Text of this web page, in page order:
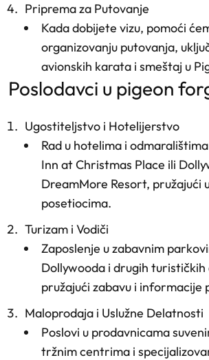
Priprema za Putovanje
Kada dobijete vizu, pomoći
organizovanju putovanja,
avionskih karata i smeštaj u
poslodavci u pigeon
Ugostiteljstvo i Hotelijerstvo
Rad u hotelima i
Inn at Christmas Place ili
DreamMore Resort, pružajući
posetiocima.
Turizam i Vodiči
Zaposlenje u zabavnim
Dollywooda i drugih
pružajući zabavu i informacije
Maloprodaja i Uslužne Delatnosti
Poslovi u prodavnicama
tržnim centrima i